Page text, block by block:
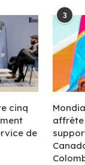
cinq
de
3
affrète